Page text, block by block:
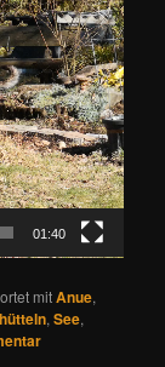
01:40
mitAnue,
,See,